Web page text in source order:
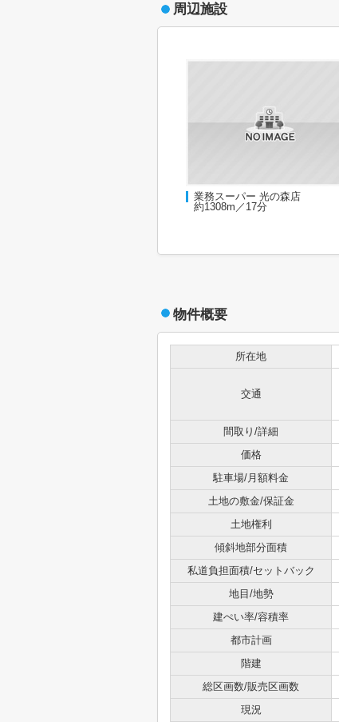
周辺施設
業務スーパー 光の森店
約1308m／17分
物件概要
所在地
交通
間取り/詳細
価格
駐車場/月額料金
土地の敷金/保証金
土地権利
傾斜地部分面積
私道負担面積/セットバック
地目/地勢
建ぺい率/容積率
都市計画
階建
総区画数/販売区画数
現況